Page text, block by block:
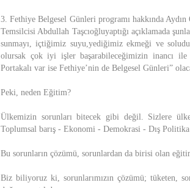
3. Fethiye Belgesel Günleri programı hakkında
Temsilcisi Abdullah Taşcıoğluyaptığı açıklamada
sunmayı, içtiğimiz suyu,yediğimiz ekmeği ve
olursak çok iyi işler başarabileceğimizin inancı
Portakalı var ise Fethiye’nin de Belgesel Günleri”
Peki, neden Eğitim?
Ülkemizin sorunları bitecek gibi değil. Sizlere
Toplumsal barış - Ekonomi - Demokrasi - Dış
Bu sorunların çözümü, sorunlardan da birisi olan
Biz biliyoruz ki, sorunlarımızın çözümü; tüketen,